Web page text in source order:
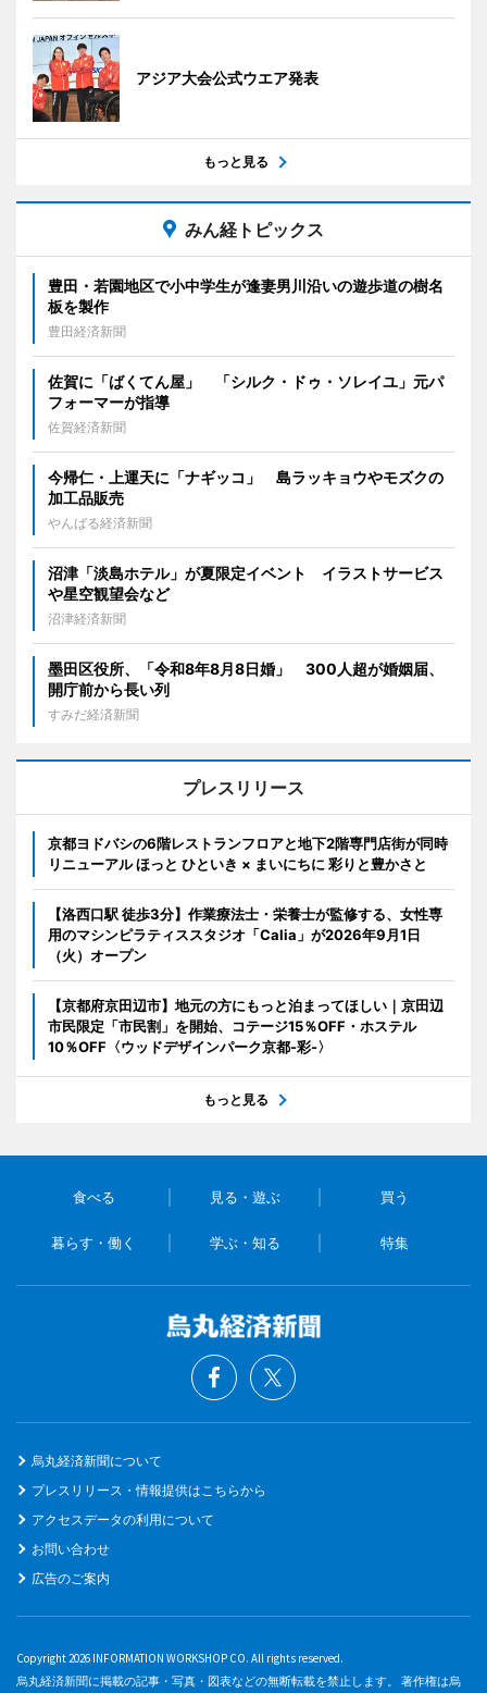
アジア大会公式ウエア発表
もっと見る
みん経トピックス
豊田・若園地区で小中学生が逢妻男川沿いの遊歩道の樹名
板を製作
豊田経済新聞
佐賀に「ばくてん屋」 「シルク・ドゥ・ソレイユ」元パ
フォーマーが指導
佐賀経済新聞
今帰仁・上運天に「ナギッコ」 島ラッキョウやモズクの
加工品販売
やんばる経済新聞
沼津「淡島ホテル」が夏限定イベント イラストサービス
や星空観望会など
沼津経済新聞
墨田区役所、「令和8年8月8日婚」 300人超が婚姻届、
開庁前から長い列
すみだ経済新聞
プレスリリース
京都ヨドバシの6階レストランフロアと地下2階専門店街が同時
リニューアル ほっと ひといき × まいにちに 彩りと豊かさと
【洛西口駅 徒歩3分】作業療法士・栄養士が監修する、女性専
用のマシンピラティススタジオ「Calia」が2026年9月1日
（火）オープン
【京都府京田辺市】地元の方にもっと泊まってほしい｜京田辺
市民限定「市民割」を開始、コテージ15％OFF・ホステル
10％OFF〈ウッドデザインパーク京都-彩-〉
もっと見る
食べる 見る・遊ぶ 買う
暮らす・働く 学ぶ・知る 特集
烏丸経済新聞について
プレスリリース・情報提供はこちらから
アクセスデータの利用について
お問い合わせ
広告のご案内
Copyright 2026 INFORMATION WORKSHOP CO. All rights reserved.
烏丸経済新聞に掲載の記事・写真・図表などの無断転載を禁止します。 著作権は烏